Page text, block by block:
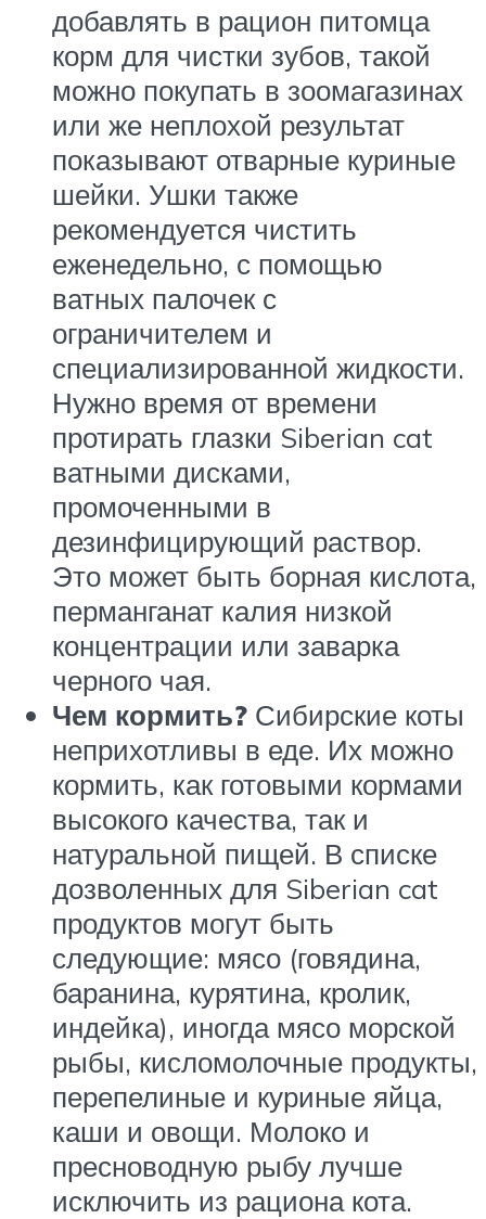
добавлять в рацион питомца
корм для чистки зубов, такой
можно покупать в зоомагазинах
или же неплохой результат
показывают отварные куриные
шейки. Ушки также
рекомендуется чистить
еженедельно, с помощью
ватных палочек с
ограничителем и
специализированной жидкости.
Нужно время от времени
протирать глазки Siberian cat
ватными дисками,
промоченными в
дезинфицирующий раствор.
Это может быть борная кислота,
перманганат калия низкой
концентрации или заварка
черного чая.
Чем кормить? Сибирские коты
неприхотливы в еде. Их можно
кормить, как готовыми кормами
высокого качества, так и
натуральной пищей. В списке
дозволенных для Siberian cat
продуктов могут быть
следующие: мясо (говядина,
баранина, курятина, кролик,
индейка), иногда мясо морской
рыбы, кисломолочные продукты,
перепелиные и куриные яйца,
каши и овощи. Молоко и
пресноводную рыбу лучше
исключить из рациона кота.